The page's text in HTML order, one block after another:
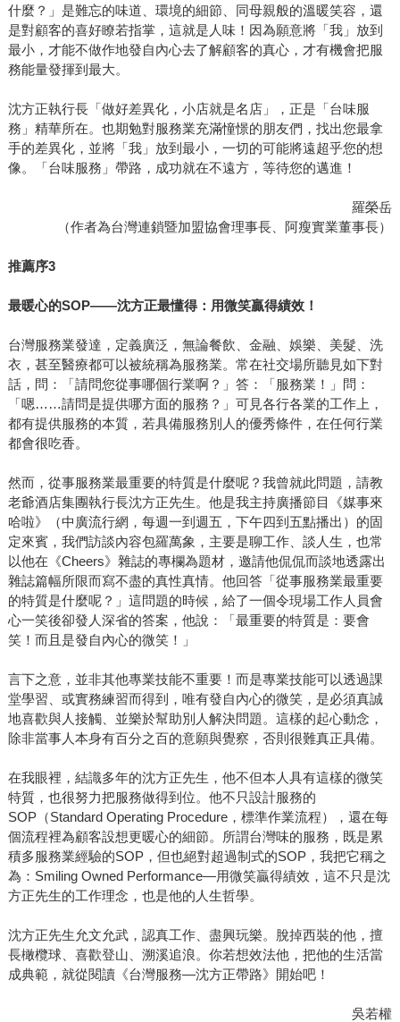
什麼？」是難忘的味道、環境的細節、同母親般的溫暖笑容，還
是對顧客的喜好瞭若指掌，這就是人味！因為願意將「我」放到
最小，才能不做作地發自內心去了解顧客的真心，才有機會把服
務能量發揮到最大。
沈方正執行長「做好差異化，小店就是名店」，正是「台味服
務」精華所在。也期勉對服務業充滿憧憬的朋友們，找出您最拿
手的差異化，並將「我」放到最小，一切的可能將遠超乎您的想
像。「台味服務」帶路，成功就在不遠方，等待您的邁進！
羅榮岳
（作者為台灣連鎖暨加盟協會理事長、阿瘦實業董事長）
推薦序3
最暖心的SOP——沈方正最懂得：用微笑贏得績效！
台灣服務業發達，定義廣泛，無論餐飲、金融、娛樂、美髮、洗
衣，甚至醫療都可以被統稱為服務業。常在社交場所聽見如下對
話，問：「請問您從事哪個行業啊？」答：「服務業！」問：
「嗯……請問是提供哪方面的服務？」可見各行各業的工作上，
都有提供服務的本質，若具備服務別人的優秀條件，在任何行業
都會很吃香。
然而，從事服務業最重要的特質是什麼呢？我曾就此問題，請教
老爺酒店集團執行長沈方正先生。他是我主持廣播節目《媒事來
哈啦》（中廣流行網，每週一到週五，下午四到五點播出）的固
定來賓，我們訪談內容包羅萬象，主要是聊工作、談人生，也常
以他在《Cheers》雜誌的專欄為題材，邀請他侃侃而談地透露出
雜誌篇幅所限而寫不盡的真性真情。他回答「從事服務業最重要
的特質是什麼呢？」這問題的時候，給了一個令現場工作人員會
心一笑後卻發人深省的答案，他說：「最重要的特質是：要會
笑！而且是發自內心的微笑！」
言下之意，並非其他專業技能不重要！而是專業技能可以透過課
堂學習、或實務練習而得到，唯有發自內心的微笑，是必須真誠
地喜歡與人接觸、並樂於幫助別人解決問題。這樣的起心動念，
除非當事人本身有百分之百的意願與覺察，否則很難真正具備。
在我眼裡，結識多年的沈方正先生，他不但本人具有這樣的微笑
特質，也很努力把服務做得到位。他不只設計服務的
SOP（Standard Operating Procedure，標準作業流程），還在每
個流程裡為顧客設想更暖心的細節。所謂台灣味的服務，既是累
積多服務業經驗的SOP，但也絕對超過制式的SOP，我把它稱之
為：Smiling Owned Performance—用微笑贏得績效，這不只是沈
方正先生的工作理念，也是他的人生哲學。
沈方正先生允文允武，認真工作、盡興玩樂。脫掉西裝的他，擅
長橄欖球、喜歡登山、溯溪追浪。你若想效法他，把他的生活當
成典範，就從閱讀《台灣服務—沈方正帶路》開始吧！
吳若權